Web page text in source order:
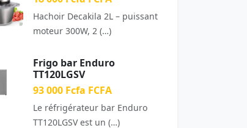
Hachoir Decakila 2L – puissant
moteur 300W, 2 (…)
Frigo bar Enduro
TT120LGSV
93 000 Fcfa FCFA
Le réfrigérateur bar Enduro
TT120LGSV est un (…)